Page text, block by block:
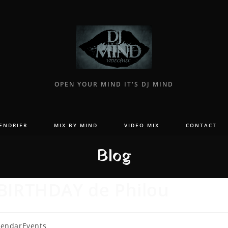
OPEN YOUR MIND IT'S DJ MIND
MIX BY MIND VIDEO MIX CONTACT
Blog